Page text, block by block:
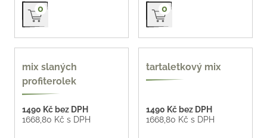
Přidat do košíku
0 Přidat do košíku
0
mix slaných
profiterolek
1490 Kč bez DPH
1668,80 Kč s DPH
oblíbené
tartaletkový mix
1490 Kč bez DPH
1668,80 Kč s DPH